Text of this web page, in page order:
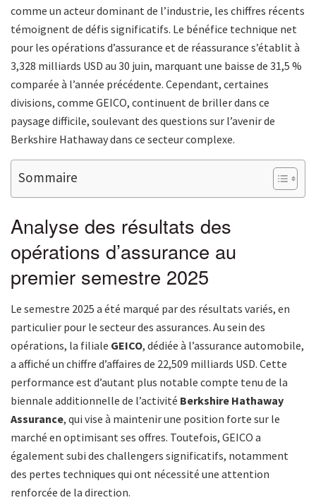
comme un acteur dominant de l’industrie, les chiffres récents
témoignent de défis significatifs. Le bénéfice technique net
pour les opérations d’assurance et de réassurance s’établit à
3,328 milliards USD au 30 juin, marquant une baisse de 31,5 %
comparée à l’année précédente. Cependant, certaines
divisions, comme GEICO, continuent de briller dans ce
paysage difficile, soulevant des questions sur l’avenir de
Berkshire Hathaway dans ce secteur complexe.
Sommaire
Analyse des résultats des
opérations d’assurance au
premier semestre 2025
Le semestre 2025 a été marqué par des résultats variés, en
particulier pour le secteur des assurances. Au sein des
opérations, la filiale GEICO, dédiée à l’assurance automobile,
a affiché un chiffre d’affaires de 22,509 milliards USD. Cette
performance est d’autant plus notable compte tenu de la
biennale additionnelle de l’activité Berkshire Hathaway
Assurance, qui vise à maintenir une position forte sur le
marché en optimisant ses offres. Toutefois, GEICO a
également subi des challengers significatifs, notamment
des pertes techniques qui ont nécessité une attention
renforcée de la direction.